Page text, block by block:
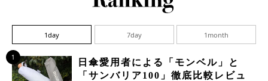
1day 7day 1month
1
日傘愛用者による「モンベル」と
「サンバリア100」徹底比較レビュ